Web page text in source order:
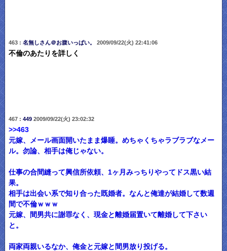
463 : 名無しさん＠お腹いっぱい。 2009/09/22(火) 22:41:06
不倫のあたりを詳しく
467 : 4492009/09/22(火) 23:02:32
>>463
元嫁、メール画面開いたまま爆睡。めちゃくちゃラブラブなメー
ル。勿論、相手は俺じゃない。
仕事の合間縫って興信所依頼、1ヶ月みっちりやってドス黒い結
果。
相手は出会い系で知り合った既婚者。なんと俺達が結婚して数週
間で不倫ｗｗｗ
元嫁、間男共に謝罪なく、現金と離婚届置いて離婚して下さい
と。
両家両親いるなか、俺金と元嫁と間男放り投げる。